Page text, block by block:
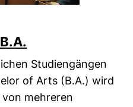
Studiengängen
of Arts (B.A.) wird
mehreren